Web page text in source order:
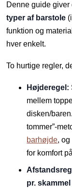
Denne guide
typer af barstole
funktion og
hver enkelt.
To hurtige regler,
Højderegel:
mellem
disken/
tommer”-
barhøjde,
for komfort
pr. skammel